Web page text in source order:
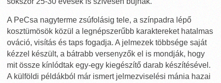
A PeCsa nagyterme zsúfolásig tele, a színpadra lépő
kosztümösök közül a legnépszerűbb karaktereket hatalmas
ováció, visítás és taps fogadja. A jelmezek többsége saját
kézzel készült, a bátrabb versenyzők el is mondják, hogy
mit össze kínlódtak egy-egy kiegészítő darab készítésével.
A külföldi példákból már ismert jelmezviselési mánia hazai